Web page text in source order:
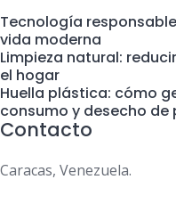
Tecnología
vida moderna
Limpieza natural:
el hogar
Huella plástica: cómo
consumo y desecho de
Contacto
Caracas, Venezuela.